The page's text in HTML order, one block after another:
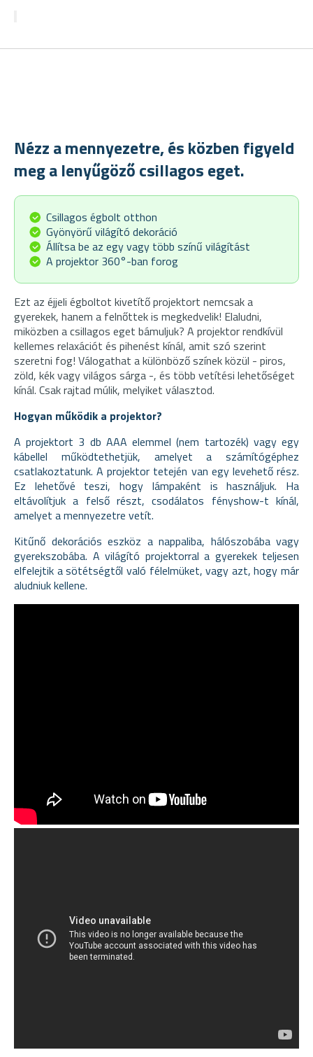
Nézz a mennyezetre, és közben figyeld
meg a lenyűgöző csillagos eget.
Csillagos égbolt otthon
Gyönyörű világító dekoráció
Állítsa be az egy vagy több színű világítást
A projektor 360°-ban forog
Ezt az éjjeli égboltot kivetítő projektort nemcsak a
gyerekek, hanem a felnőttek is megkedvelik! Elaludni,
miközben a csillagos eget bámuljuk? A projektor rendkívül
kellemes relaxációt és pihenést kínál, amit szó szerint
szeretni fog! Válogathat a különböző színek közül - piros,
zöld, kék vagy világos sárga -, és több vetítési lehetőséget
kínál. Csak rajtad múlik, melyiket választod.
Hogyan működik a projektor?
A projektort 3 db AAA elemmel (nem tartozék) vagy egy
kábellel működtethetjük, amelyet a számítógéphez
csatlakoztatunk. A projektor tetején van egy levehető rész.
Ez lehetővé teszi, hogy lámpaként is használjuk. Ha
eltávolítjuk a felső részt, csodálatos fényshow-t kínál,
amelyet a mennyezetre vetít.
Kitűnő dekorációs eszköz a nappaliba, hálószobába vagy
gyerekszobába. A világító projektorral a gyerekek teljesen
elfelejtik a sötétségtől való félelmüket, vagy azt, hogy már
aludniuk kellene.